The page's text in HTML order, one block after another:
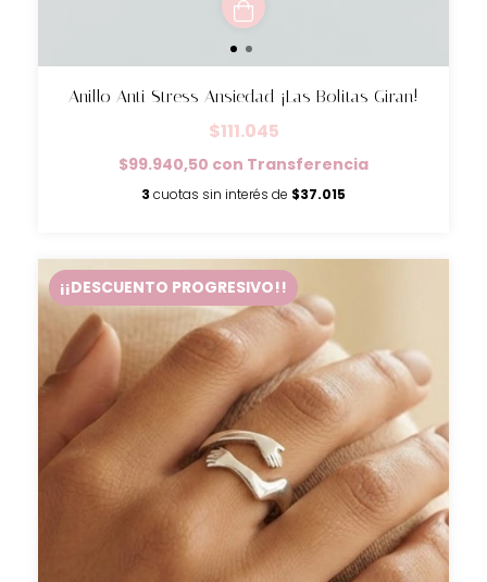
Anillo Anti Stress Ansiedad ¡Las Bolitas Giran!
$111.045
$99.940,50 con Transferencia
3 cuotas sin interés de $37.015
¡¡DESCUENTO PROGRESIVO!!